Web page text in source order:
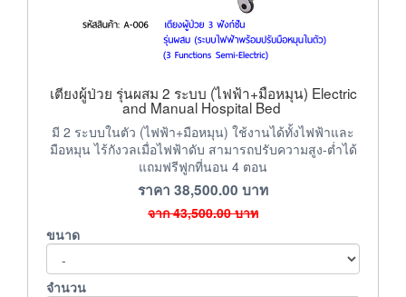
เตียงผู้ป่วย รุ่นผสม 2 ระบบ (ไฟฟ้า+มือหมุน) Electric
and Manual Hospital Bed
มี 2 ระบบในตัว (ไฟฟ้า+มือหมุน) ใช้งานได้ทั้งไฟฟ้าและ
มือหมุน ไร้กังวลเมื่อไฟฟ้าดับ สามารถปรับความสูง-ต่ำได้
แถมฟรีฟูกที่นอน 4 ตอน
ราคา 38,500.00 บาท
จาก43,500.00บาท
ขนาด
จำนวน